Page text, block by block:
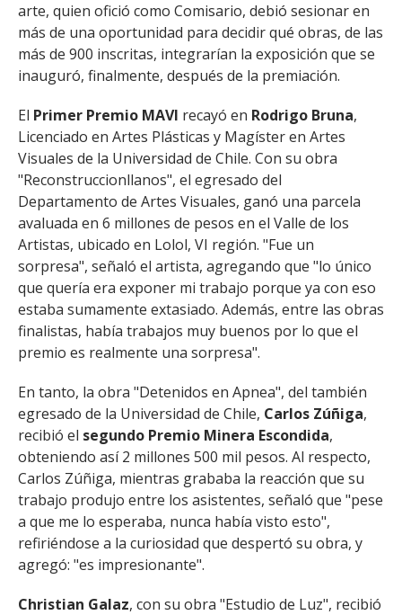
arte, quien ofició como Comisario, debió sesionar en
más de una oportunidad para decidir qué obras, de las
más de 900 inscritas, integrarían la exposición que se
inauguró, finalmente, después de la premiación.
El Primer Premio MAVI recayó en Rodrigo Bruna,
Licenciado en Artes Plásticas y Magíster en Artes
Visuales de la Universidad de Chile. Con su obra
"Reconstruccionllanos", el egresado del
Departamento de Artes Visuales, ganó una parcela
avaluada en 6 millones de pesos en el Valle de los
Artistas, ubicado en Lolol, VI región. "Fue un
sorpresa", señaló el artista, agregando que "lo único
que quería era exponer mi trabajo porque ya con eso
estaba sumamente extasiado. Además, entre las obras
finalistas, había trabajos muy buenos por lo que el
premio es realmente una sorpresa".
En tanto, la obra "Detenidos en Apnea", del también
egresado de la Universidad de Chile, Carlos Zúñiga,
recibió el segundo Premio Minera Escondida,
obteniendo así 2 millones 500 mil pesos. Al respecto,
Carlos Zúñiga, mientras grababa la reacción que su
trabajo produjo entre los asistentes, señaló que "pese
a que me lo esperaba, nunca había visto esto",
refiriéndose a la curiosidad que despertó su obra, y
agregó: "es impresionante".
Christian Galaz, con su obra "Estudio de Luz", recibió